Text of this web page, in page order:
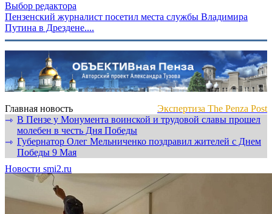
Выбор редактора
Пензенский журналист посетил места службы Владимира
Путина в Дрездене....
Главная новость
Экспертиза The Penza Post
⇾ В Пензе у Монумента воинской и трудовой славы прошел
молебен в честь Дня Победы
⇾ Губернатор Олег Мельниченко поздравил жителей с Днем
Победы 9 Мая
Новости smi2.ru